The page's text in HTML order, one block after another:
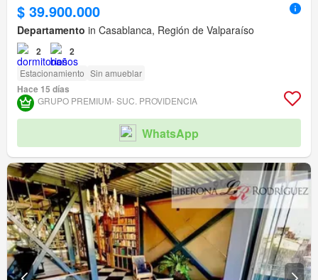
$ 39.900.000
Departamento in Casablanca, Región de Valparaíso
2 2
Estacionamiento Sin amueblar
Hace 15 días
GRUPO PREMIUM- SUC. PROVIDENCIA
WhatsApp